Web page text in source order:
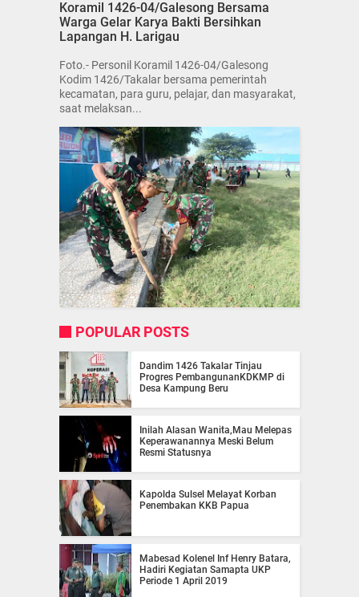
Koramil 1426-04/Galesong Bersama
Warga Gelar Karya Bakti Bersihkan
Lapangan H. Larigau
Foto.- Personil Koramil 1426-04/Galesong
Kodim 1426/Takalar bersama pemerintah
kecamatan, para guru, pelajar, dan masyarakat,
saat melaksan...
POPULAR POSTS
Dandim 1426 Takalar Tinjau
Progres PembangunanKDKMP di
Desa Kampung Beru
Inilah Alasan Wanita,Mau Melepas
Keperawanannya Meski Belum
Resmi Statusnya
Kapolda Sulsel Melayat Korban
Penembakan KKB Papua
Mabesad Kolenel Inf Henry Batara,
Hadiri Kegiatan Samapta UKP
Periode 1 April 2019